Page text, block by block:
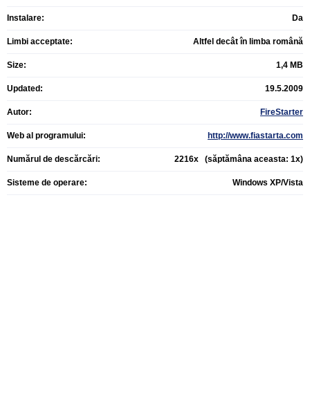
Instalare: Da
Limbi acceptate: Altfel decât în limba română
Size: 1,4 MB
Updated: 19.5.2009
Autor: FireStarter
Web al programului: http://www.fiastarta.com
Numărul de descărcări: 2216x (săptămâna aceasta: 1x)
Sisteme de operare: Windows XP/Vista